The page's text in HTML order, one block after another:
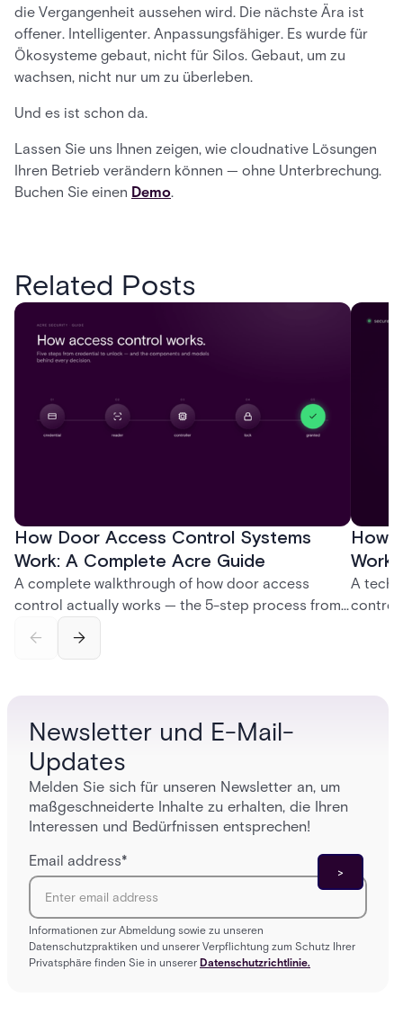
die Vergangenheit aussehen wird. Die nächste Ära ist
offener. Intelligenter. Anpassungsfähiger. Es wurde für
Ökosysteme gebaut, nicht für Silos. Gebaut, um zu
wachsen, nicht nur um zu überleben.
Und es ist schon da.
Lassen Sie uns Ihnen zeigen, wie cloudnative Lösungen
Ihren Betrieb verändern können — ohne Unterbrechung.
Buchen Sie einen Demo.
Related Posts
How Door Access Control Systems
Work: A Complete Acre Guide
A complete walkthrough of how door access
control actually works — the 5-step process from
and software components, and the access control
How
A
control
Newsletter und E-Mail-
Updates
Melden Sie sich für unseren Newsletter an, um
maßgeschneiderte Inhalte zu erhalten, die Ihren
Interessen und Bedürfnissen entsprechen!
Email address*
Informationen zur Abmeldung sowie zu unseren
Datenschutzpraktiken und unserer Verpflichtung zum Schutz Ihrer
Privatsphäre finden Sie in unserer Datenschutzrichtlinie.